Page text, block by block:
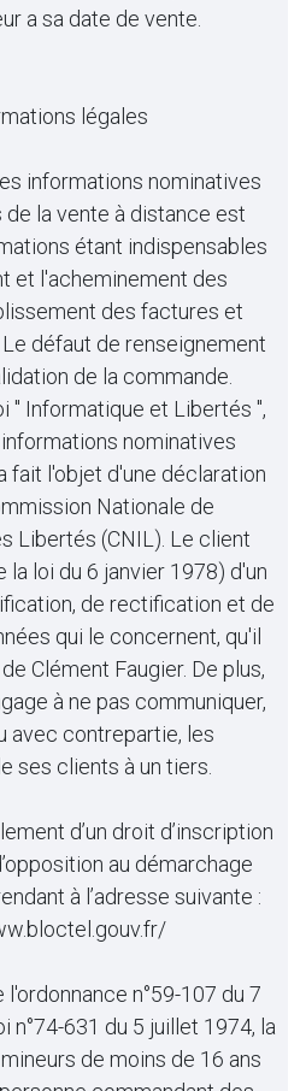
a sa date de vente.
légales
informations nominatives
la vente à distance est
étant indispensables
et l'acheminement des
des factures et
défaut de renseignement
de la commande.
" Informatique et Libertés ",
nominatives
fait l'objet d'une déclaration
Nationale de
Libertés (CNIL). Le client
loi du 6 janvier 1978) d'un
de rectification et de
qui le concernent, qu'il
Clément Faugier. De plus,
à ne pas communiquer,
avec contrepartie, les
ses clients à un tiers.
d’un droit d’inscription
au démarchage
à l’adresse suivante :
n°59-107 du 7
n°74-631 du 5 juillet 1974, la
de moins de 16 ans